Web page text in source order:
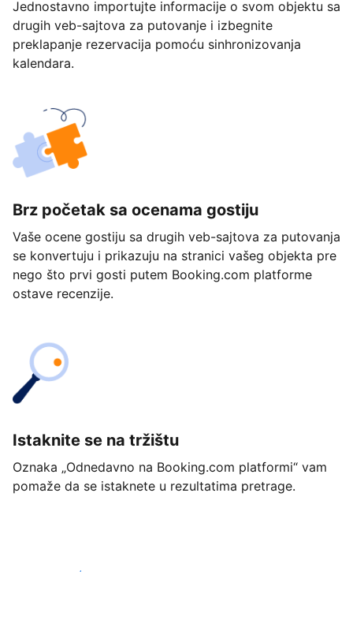
Jednostavno importujte informacije o svom objektu sa
drugih veb-sajtova za putovanje i izbegnite
preklapanje rezervacija pomoću sinhronizovanja
kalendara.
Brz početak sa ocenama gostiju
Vaše ocene gostiju sa drugih veb-sajtova za putovanja
se konvertuju i prikazuju na stranici vašeg objekta pre
nego što prvi gosti putem Booking.com platforme
ostave recenzije.
Istaknite se na tržištu
Oznaka „Odnedavno na Booking.com platformi“ vam
pomaže da se istaknete u rezultatima pretrage.
Počnite već danas